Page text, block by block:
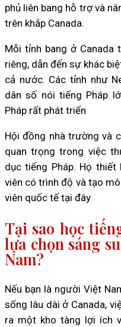
phủ liên bang hỗ trợ và
trên khắp Canada.
Mỗi tỉnh bang ở
riêng, dẫn đến sự khác
cả nước. Các tỉnh như
dân số nói tiếng Pháp
Pháp rất phát triển
Hội đồng nhà trường và
quan trọng trong việc
dục tiếng Pháp. Họ
viên có trình độ và tạo
viên quốc tế tại đây
Tại sao học
lựa chọn sáng
Nam?
Nếu bạn là người Việt
sống lâu dài ở Canada,
ra một kho tàng lợi ích